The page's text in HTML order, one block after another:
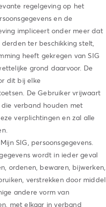
regelgeving op het
en de
impliceert onder meer dat
ter beschikking stelt,
heeft gekregen van SIG
grond daarvoor. De
dit bij elke
De Gebruiker vrijwaart
verband houden met
verplichtingen en zal alle
SIG, persoonsgegevens.
wordt in ieder geval
ordenen, bewaren, bijwerken,
verstrekken door middel
andere vorm van
met elkaar in verband